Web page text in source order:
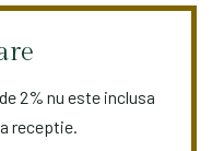
2% nu este inclusa
receptie.